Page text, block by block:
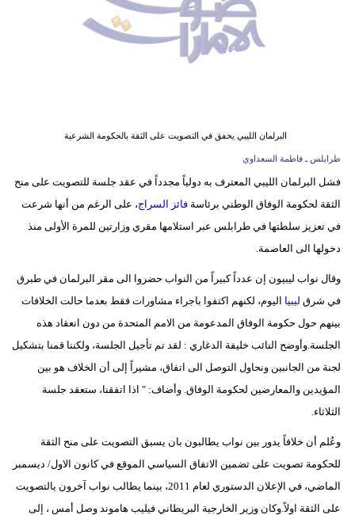
علوم
وتكنولوجيا
مدوَّنات
فيديو
سيارات
البرلمان الليبي يخفق في التصويت على الثقة بالحكومة الشرعية
طرابلس ـ فاطمة السعداوي
فشل البرلمان الليبي المعترف به دولياً مجدداً في عقد جلسة للتصويت على منح
الثقة لحكومة الوفاق الوطني برئاسةفائز السراج، على الرغم من أنها شرعت
في تعزيز سلطتها في طرابلس عبر استلامها مقري وزارتين للمرة الأولى منذ
دخولها الى العاصمة.
وقال نواب ليبيون إن عدداً كبيراً من النواب حضروا الى مقر البرلمان في طبرق
في شرق ليبيا اليوم، لكنهم اكتفوا باجراء مشاورات فقط بعدما حالت الخلافات
بينهم حول حكومة الوفاق المدعومة من الامم المتحدة من دون انعقاد هذه
الجلسة.وأوضح النائب خليفة الدغاري : لقد تم تأجيل الجلسة، ولكننا قمنا بتشكيل
لجنة من الجانبين ونحاول التوصل الى اتفاق، مشيراً إلى أن الخلاف هو بين
المؤيدين والمعارضين لحكومة الوفاق. وأضاف: " اذا اتفقنا، ستعقد جلسة
الثلاثاء.
وعُلم أن خلافاً يدور بين نواب يطالبون بان يسبق التصويت على منح الثقة
للحكومة تصويت على تضمين الاتفاق السياسي الموقع في كانون الاول/ ديسمبر
الماضي، في الإعلان الدستوري لعام 2011، بينما يطالب نواب آخرون بالتصويت
على الثقة اولاً.وكان وزير الخارجية البريطاني فيليب هاموند وصل أمس ، إلى